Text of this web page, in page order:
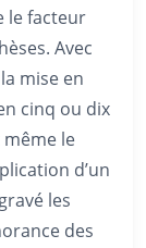
le facteur
Avec
mise en
cinq ou dix
même le
d’un
les
des